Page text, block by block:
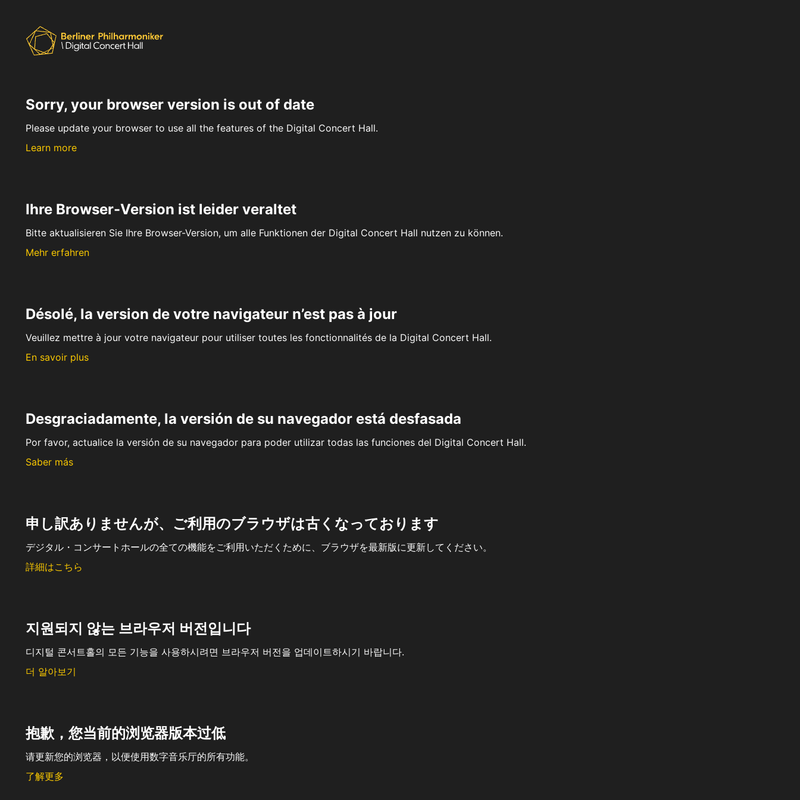
Sorry, your browser version is out of date
Please update your browser to use all the features of the Digital Concert Hall.
Learn more
Ihre Browser-Version ist leider veraltet
Bitte aktualisieren Sie Ihre Browser-Version, um alle Funktionen der Digital Concert Hall nutzen zu können.
Mehr erfahren
Désolé, la version de votre navigateur n’est pas à jour
Veuillez mettre à jour votre navigateur pour utiliser toutes les fonctionnalités de la Digital Concert Hall.
En savoir plus
Desgraciadamente, la versión de su navegador está desfasada
Por favor, actualice la versión de su navegador para poder utilizar todas las funciones del Digital Concert Hall.
Saber más
申し訳ありませんが、ご利用のブラウザは古くなっております
デジタル・コンサートホールの全ての機能をご利用いただくために、ブラウザを最新版に更新してください。
詳細はこちら
지원되지 않는 브라우저 버전입니다
디지털 콘서트홀의 모든 기능을 사용하시려면 브라우저 버전을 업데이트하시기 바랍니다.
더 알아보기
抱歉，您当前的浏览器版本过低
请更新您的浏览器，以便使用数字音乐厅的所有功能。
了解更多